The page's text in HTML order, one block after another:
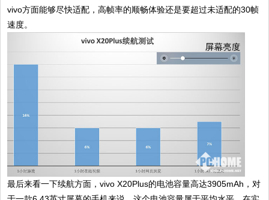
vivo方面能够尽快适配，高帧率的顺畅体验还是要超过未适配的30帧
速度。
最后来看一下续航方面，vivo X20Plus的电池容量高达3905mAh，对